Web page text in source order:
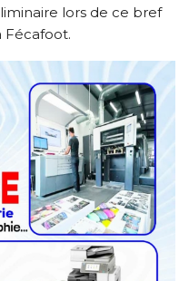
lors de ce bref
Fécafoot.